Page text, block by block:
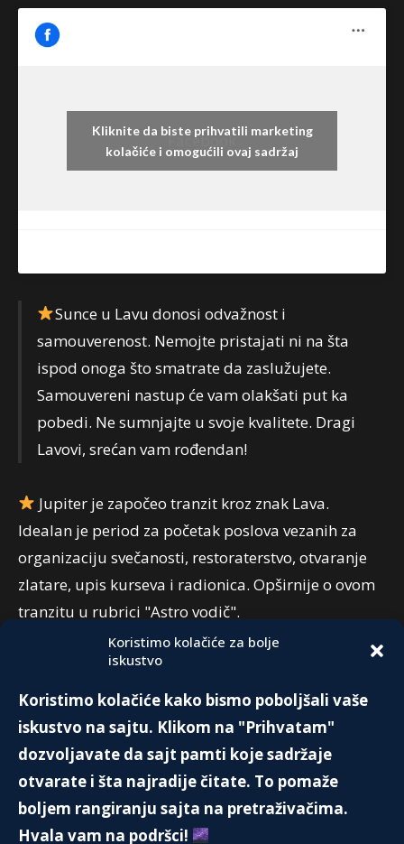
Koristimo kolačiće za bolje
iskustvo
Koristimo kolačiće kako bismo poboljšali vaše
iskustvo na sajtu. Klikom na "Prihvatam"
dozvoljavate da sajt pamti koje sadržaje
otvarate i šta najradije čitate. To pomaže
boljem rangiranju sajta na pretraživačima.
Hvala vam na podršci!
Facebook
Kliknite da biste prihvatili marketing
kolačiće i omogućili ovaj sadržaj
Sunce u Lavu donosi odvažnost i
samouverenost. Nemojte pristajati ni na šta
ispod onoga što smatrate da zaslužujete.
Samouvereni nastup će vam olakšati put ka
pobedi. Ne sumnjajte u svoje kvalitete. Dragi
Lavovi, srećan vam rođendan!
Jupiter je započeo tranzit kroz znak Lava.
Idealan je period za početak poslova vezanih za
organizaciju svečanosti, restoraterstvo, otvaranje
zlatare, upis kurseva i radionica. Opširnije o ovom
tranzitu u rubrici "Astro vodič".
17. Januara 2022.
SA OVE STRANE ZAKONA – PRIČA O